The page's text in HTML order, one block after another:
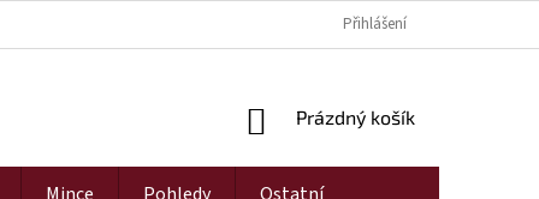
Přihlášení
NÁKUPNÍ
Prázdný košík
Mince Pohledy Ostatní